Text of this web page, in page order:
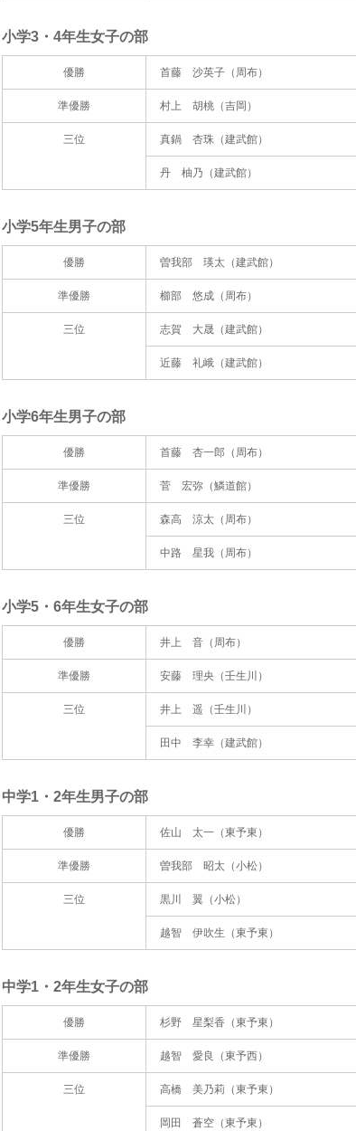
小学3・4年生女子の部
優勝 首藤 沙英子（周布）
準優勝 村上 胡桃（吉岡）
三位 真鍋 杏珠（建武館）
丹 柚乃（建武館）
小学5年生男子の部
優勝 曽我部 瑛太（建武館）
準優勝 櫛部 悠成（周布）
三位 志賀 大晟（建武館）
近藤 礼峨（建武館）
小学6年生男子の部
優勝 首藤 杏一郎（周布）
準優勝 菅 宏弥（鱗道館）
三位 森高 涼太（周布）
中路 星我（周布）
小学5・6年生女子の部
優勝 井上 音（周布）
準優勝 安藤 理央（壬生川）
三位 井上 遥（壬生川）
田中 李幸（建武館）
中学1・2年生男子の部
優勝 佐山 太一（東予東）
準優勝 曽我部 昭太（小松）
三位 黒川 翼（小松）
越智 伊吹生（東予東）
中学1・2年生女子の部
優勝 杉野 星梨香（東予東）
準優勝 越智 愛良（東予西）
三位 高橋 美乃莉（東予東）
岡田 蒼空（東予東）